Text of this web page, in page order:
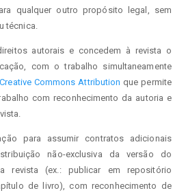
qualquer outro propósito legal, sem
técnica.
autorais e concedem à revista o
com o trabalho simultaneamente
Commons Attribution que permite
com reconhecimento da autoria e
para assumir contratos adicionais
não-exclusiva da versão do
revista (ex.: publicar em repositório
de livro), com reconhecimento de